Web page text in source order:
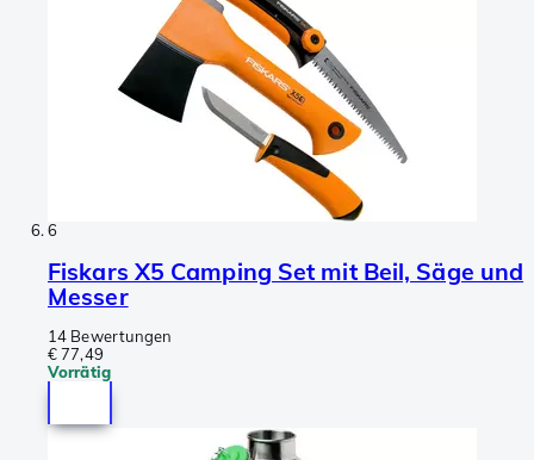
6
Fiskars X5 Camping Set mit Beil, Säge und
Messer
14 Bewertungen
€ 77,49
Vorrätig